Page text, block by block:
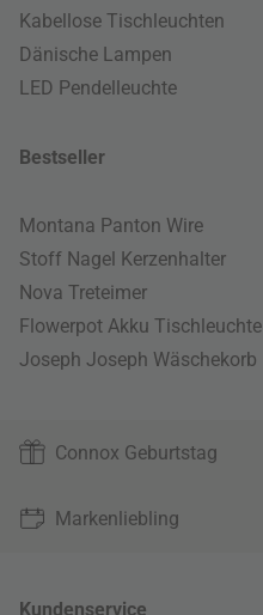
Kabellose Tischleuchten
Dänische Lampen
LED Pendelleuchte
Bestseller
Montana Panton Wire
Stoff Nagel Kerzenhalter
Nova Treteimer
Flowerpot Akku Tischleuchte
Joseph Joseph Wäschekorb
Connox Geburtstag
Markenliebling
Kundenservice